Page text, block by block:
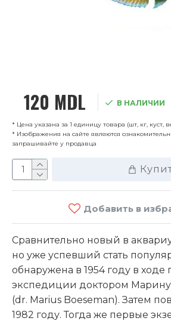
120 MDL В НАЛИЧИИ
* Цена указана за 1 единицу товара (шт, кг, куст,
* Изображения на сайте являются
запрашивайте у продавца
Добавить в
Сравнительно новый в
но уже успевший стать
обнаружена в 1954 году в ходе
экспедиции доктором
(dr. Marius Boeseman). Затем
1982 году. Тогда же первые